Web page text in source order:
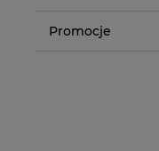
Promocje